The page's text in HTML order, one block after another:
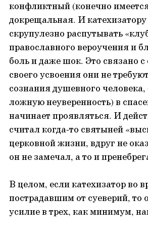
конфликтный (конечно
докрещальная. И катехизатору
скрупулезно распутывать
православного вероучения и
боль и даже шок. Это связано
своего усвоения они не
сознания душевного
ложную неуверенность) в
начинает проявляться. И
считал когда-то святыней
церковной жизни, вдруг не
он не замечал, а то и
В целом, если катехизатор во
пострадавшим от суеверий, то
усилие в трех, как минимум,